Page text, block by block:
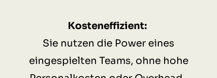
Kosteneffizient:
Sie nutzen die Power eines
eingespielten Teams, ohne hohe